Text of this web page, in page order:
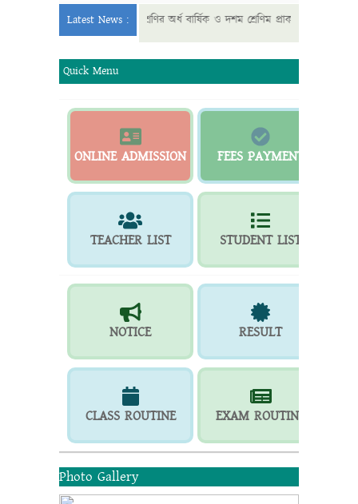
Latest News :
সালের ষষ্ঠ থেকে নবম শ্রেণির অর্ধ বার্ষিক ও দশম শ্রেণিম প্রাক-নির্বাচনী পরীক্ষার
Quick Menu
ONLINE ADMISSION FEES PAYMENT
TEACHER LIST STUDENT LIST
NOTICE RESULT
CLASS ROUTINE EXAM ROUTINE
Photo Gallery